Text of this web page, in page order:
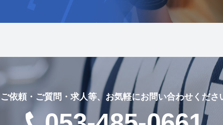
ご依頼・ご質問・求人等、 お気軽にお問い合わせくださ